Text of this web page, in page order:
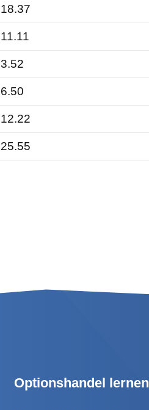
18.37
11.11
3.52
6.50
12.22
25.55
Optionshandel lernen